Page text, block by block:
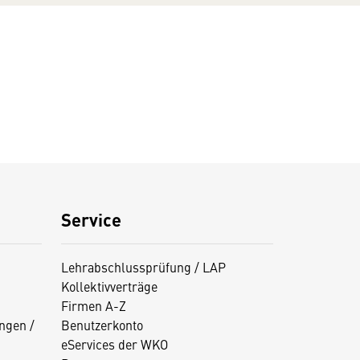
/
Service
Lehrabschlussprüfung / LAP
Kollektivverträge
Firmen A-Z
Benutzerkonto
eServices der WKO